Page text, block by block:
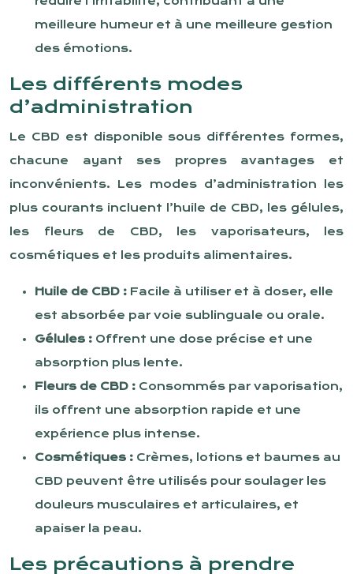
meilleure humeur et à une meilleure gestion
des émotions.
Les différents modes
d’administration
Le CBD est disponible sous différentes formes,
chacune ayant ses propres avantages et
inconvénients. Les modes d’administration les
plus courants incluent l’huile de CBD, les gélules,
les fleurs de CBD, les vaporisateurs, les
cosmétiques et les produits alimentaires.
Huile de CBD : Facile à utiliser et à doser, elle
est absorbée par voie sublinguale ou orale.
Gélules : Offrent une dose précise et une
absorption plus lente.
Fleurs de CBD : Consommés par vaporisation,
ils offrent une absorption rapide et une
expérience plus intense.
Cosmétiques : Crèmes, lotions et baumes au
CBD peuvent être utilisés pour soulager les
douleurs musculaires et articulaires, et
apaiser la peau.
Les précautions à prendre